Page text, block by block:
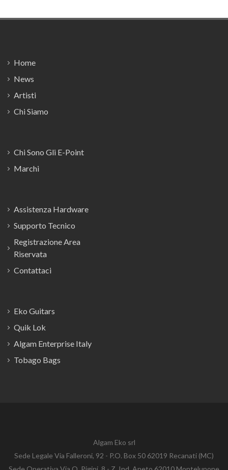
Home
News
Artisti
Chi Siamo
Chi Sono Gli E-Point
Marchi
Assistenza Hardware
Supporto Tecnico
Registrazione Area
Riservata
Contattaci
Eko Guitars
Quik Lok
Algam Enterprise Italy
Tobago Bags
Algam Eko srl
Sede Legale Via Falleroni, 92 - P.O. Box 50 62019 Recanati (MC)